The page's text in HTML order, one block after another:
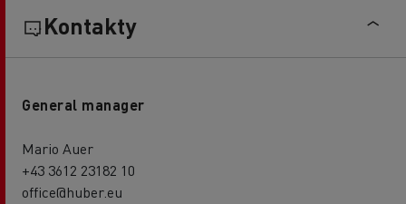
Kontakty
General manager
Mario Auer
+43 3612 23182 10
office@huber.eu